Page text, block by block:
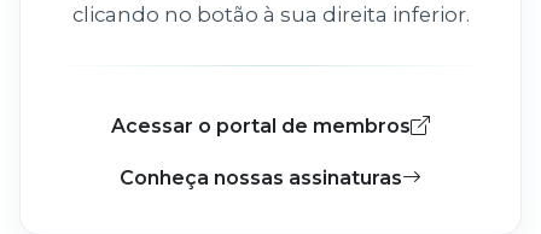
clicando no botão à sua direita inferior.
Acessar o portal de membros
Conheça nossas assinaturas